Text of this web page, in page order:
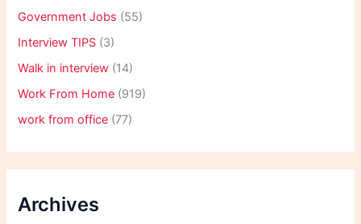
Government Jobs (55)
Interview TIPS (3)
Walk in interview (14)
Work From Home (919)
work from office (77)
Archives